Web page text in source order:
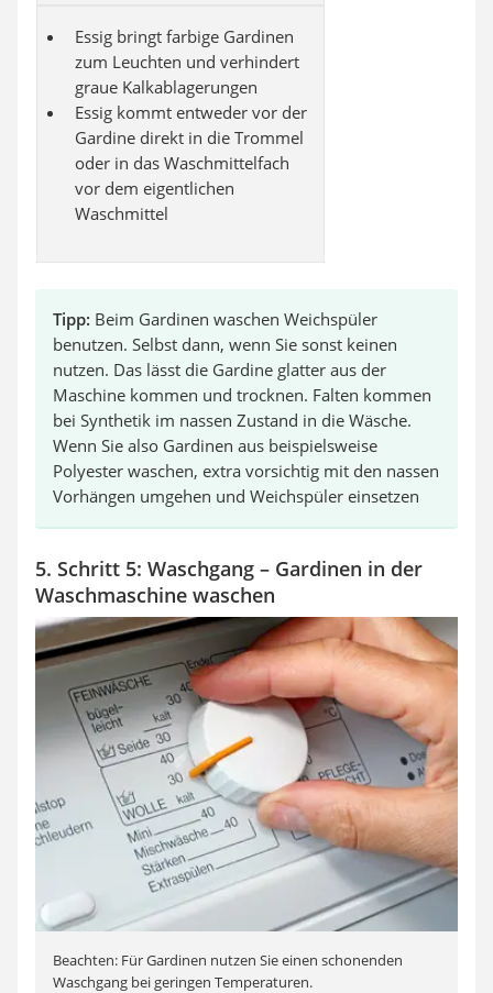
Essig bringt farbige Gardinen
zum Leuchten und verhindert
graue Kalkablagerungen
Essig kommt entweder vor der
Gardine direkt in die Trommel
oder in das Waschmittelfach
vor dem eigentlichen
Waschmittel
Tipp: Beim Gardinen waschen Weichspüler
benutzen. Selbst dann, wenn Sie sonst keinen
nutzen. Das lässt die Gardine glatter aus der
Maschine kommen und trocknen. Falten kommen
bei Synthetik im nassen Zustand in die Wäsche.
Wenn Sie also Gardinen aus beispielsweise
Polyester waschen, extra vorsichtig mit den nassen
Vorhängen umgehen und Weichspüler einsetzen
5. Schritt 5: Waschgang – Gardinen in der
Waschmaschine waschen
Beachten: Für Gardinen nutzen Sie einen schonenden
Waschgang bei geringen Temperaturen.